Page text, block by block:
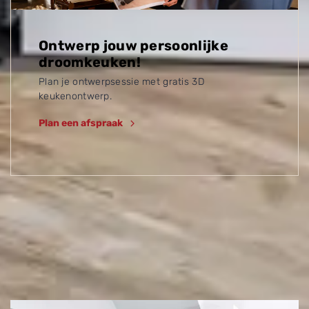
Ontwerp jouw persoonlijke
droomkeuken!
Plan je ontwerpsessie met gratis 3D
keukenontwerp.
Plan een afspraak
Ontdek meer inspirerende
keukens